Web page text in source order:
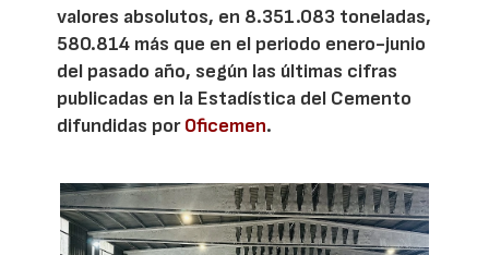
valores absolutos, en 8.351.083 toneladas,
580.814 más que en el periodo enero-junio
del pasado año, según las últimas cifras
publicadas en la Estadística del Cemento
difundidas porOficemen.